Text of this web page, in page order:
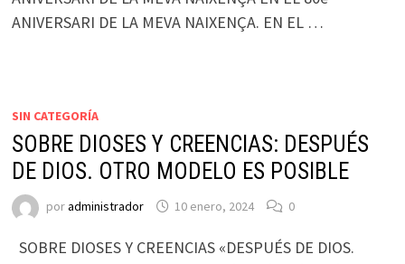
ANIVERSARI DE LA MEVA NAIXENÇA. EN EL …
SIN CATEGORÍA
SOBRE DIOSES Y CREENCIAS: DESPUÉS
DE DIOS. OTRO MODELO ES POSIBLE
poradministrador 10 enero, 2024 0
SOBRE DIOSES Y CREENCIAS «DESPUÉS DE DIOS.